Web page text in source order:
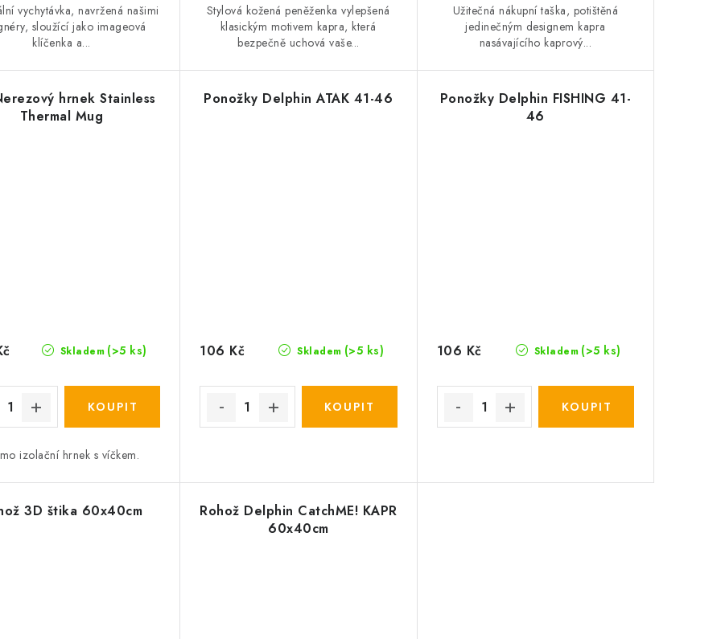
vychytávka, navržená našimi
sloužící jako imageová
klíčenka a...
Stylová kožená peněženka vylepšená
klasickým motivem kapra, která
bezpečně uchová vaše...
Užitečná nákupní taška, potištěná
jedinečným designem kapra
nasávajícího kaprový...
hrnek Stainless
Thermal Mug
Skladem (>5 ks)
izolační hrnek s víčkem.
Ponožky Delphin ATAK 41-46
Skladem (>5 ks)
106 Kč
Ponožky Delphin FISHING 41-
46
Skladem (>5 ks)
106 Kč
3D štika 60x40cm
Rohož Delphin CatchME! KAPR
60x40cm